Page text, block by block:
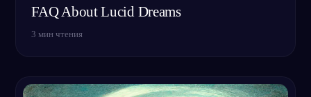
FAQ About Lucid Dreams
3 мин чтения